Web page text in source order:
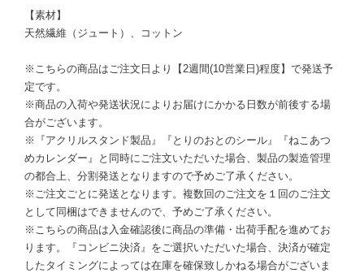
【素材】
天然繊維（ジュート）、コットン
※こちらの商品はご注文日より【2週間(10営業日)程度】で発送予
定です。
※商品の入荷や発送状況によりお届けにかかる日数が前後する場
合がございます。
※『アクリルスタンド製品』『とりのおとのシール』『ねこあつ
めカレンダー』と同時にご注文いただいた場合、製品の製造管理
の都合上、分割発送となりますので予めご了承ください。
※ご注文ごとに発送となります。複数回のご注文を１回のご注文
として同梱はできませんので、予めご了承ください。
※こちらの商品は入金確認後に商品の準備・出荷手配を進めてお
ります。『コンビニ決済』をご選択いただいた場合、決済が確定
したタイミングによっては在庫を確保致しかねる場合がございま